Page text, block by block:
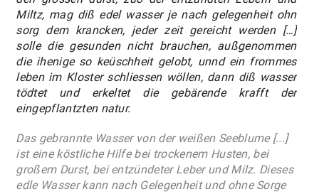
Miltz, mag diß edel wasser je nach gelegenheit ohn
sorg dem krancken, jeder zeit gereicht werden […]
solle die gesunden nicht brauchen, außgenommen
die ihenige so keüschheit gelobt, unnd ein frommes
leben im Kloster schliessen wöllen, dann diß wasser
tödtet und erkeltet die gebärende krafft der
eingepflantzten natur.
Das gebrannte Wasser von der weißen Seeblume [...]
ist eine köstliche Hilfe bei trockenem Husten, bei
großem Durst, bei entzündeter Leber und Milz. Dieses
edle Wasser kann nach Gelegenheit und ohne Sorge